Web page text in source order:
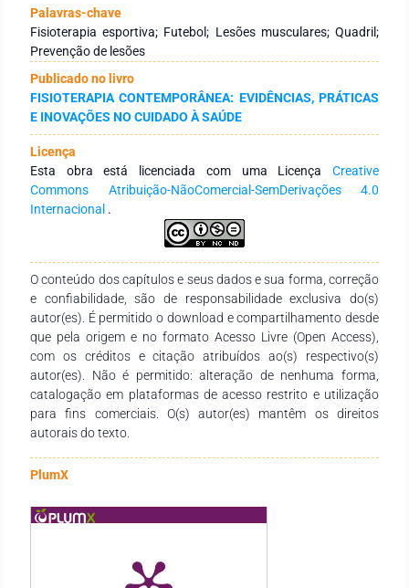
prevenção dessas lesões, por meio da identificação de fatores
de risco e da implementação de intervenções baseadas em
evidências. O objetivo deste estudo foi analisar, por meio de
uma revisão narrativa da literatura, as principais intervenções
fisioterapêuticas utilizadas na prevenção de lesões dos
adutores do quadril em atletas de futebol. Foram analisados
estudos relevantes publicados entre 2021 e 2025,
selecionados de forma não sistemática, incluindo ensaios
clínicos, estudos observacionais, revisões e consensos
internacionais. Os achados indicam que programas
preventivos que integram fortalecimento específico dos
adutores, treinamento neuromuscular, controle de carga e
exercícios funcionais apresentam eficácia na redução da
atuação fisioterapêutica individualizada e orientada por
critérios funcionais é essencial para a prevenção de lesões
dos adutores do quadril e para a manutenção da
performance no futebol.
Palavras-chave
Fisioterapia esportiva; Futebol; Lesões musculares; Quadril;
Prevenção de lesões
Publicado no livro
FISIOTERAPIA CONTEMPORÂNEA: EVIDÊNCIAS, PRÁTICAS
E INOVAÇÕES NO CUIDADO À SAÚDE
Licença
Esta obra está licenciada com uma Licença Creative
Commons Atribuição-NãoComercial-SemDerivações 4.0
Internacional .
O conteúdo dos capítulos e seus dados e sua forma, correção
e confiabilidade, são de responsabilidade exclusiva do(s)
autor(es). É permitido o download e compartilhamento desde
que pela origem e no formato Acesso Livre (Open Access),
com os créditos e citação atribuídos ao(s) respectivo(s)
autor(es). Não é permitido: alteração de nenhuma forma,
catalogação em plataformas de acesso restrito e utilização
para fins comerciais. O(s) autor(es) mantêm os direitos
autorais do texto.
PlumX